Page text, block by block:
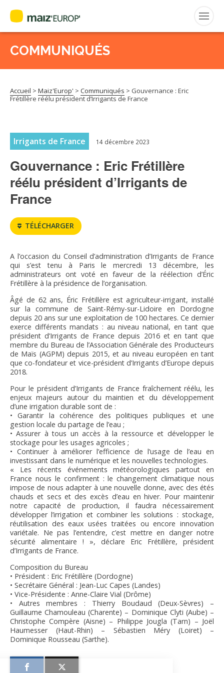
Rechercher
:
MAIZ’EUROP’
CERTIFICATION CE2+
AGPM MAÏS DOUX
FNPSMS
CEPM
IRRIGANTS DE FRANCE
GERM-SERVICES
EMPLOI
COMMUNIQUÉS
Accueil > Maiz'Europ' > Communiqués > Gouvernance : Eric
Frétillère réélu président d’Irrigants de France
Irrigants de France 14 décembre 2023
Gouvernance : Eric Frétillère
réélu président d’Irrigants de
France
TÉLÉCHARGER
A l’occasion du Conseil d’administration d’Irrigants de France
qui s’est tenu à Paris le mercredi 13 décembre, les
administrateurs ont voté en faveur de la réélection d’Éric
Frétillère à la présidence de l’organisation.
Âgé de 62 ans, Éric Frétillère est agriculteur-irrigant, installé
sur la commune de Saint-Rémy-sur-Lidoire en Dordogne
depuis 20 ans sur une exploitation de 100 hectares. Ce dernier
exerce différents mandats : au niveau national, en tant que
président d’Irrigants de France depuis 2016 et en tant que
membre du Bureau de l’Association Générale des Producteurs
de Maïs (AGPM) depuis 2015, et au niveau européen en tant
que co-fondateur et vice-président d’Irrigants d’Europe depuis
2018.
Pour le président d’Irrigants de France fraîchement réélu, les
enjeux majeurs autour du maintien et du développement
d’une irrigation durable sont de :
• Garantir la cohérence des politiques publiques et une
gestion locale du partage de l’eau ;
• Assurer à tous un accès à la ressource et développer le
stockage pour les usages agricoles ;
• Continuer à améliorer l’efficience de l’usage de l’eau en
investissant dans le numérique et les nouvelles technologies.
« Les récents événements météorologiques partout en
France nous le confirment : le changement climatique nous
impose de nous adapter à une nouvelle donne, avec des étés
chauds et secs et des excès d’eau en hiver. Pour maintenir
notre capacité de production, il faudra nécessairement
développer l’irrigation et combiner les solutions : stockage,
réutilisation des eaux usées traitées ou encore innovation
variétale. Ne pas l’entendre, c’est mettre en danger notre
sécurité alimentaire ! », déclare Eric Frétillère, président
d’Irrigants de France.
Composition du Bureau
• Président : Eric Frétillère (Dordogne)
• Secrétaire Général : Jean-Luc Capes (Landes)
• Vice-Présidente : Anne-Claire Vial (Drôme)
• Autres membres : Thierry Boudaud (Deux-Sèvres) –
Guillaume Chamouleau (Charente) – Dominique Clyti (Aube) –
Christophe Compère (Aisne) – Philippe Jougla (Tarn) – Joël
Haumesser (Haut-Rhin) – Sébastien Méry (Loiret) –
Dominique Rousseau (Sarthe).